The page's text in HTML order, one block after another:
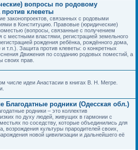
вопросы по родовому
клеветы
законопроектов, связанных с родовыми
в Конституцию. Правовые (юридические)
(вопросы, связанные с получением
местными властями, регистрацией земельного
рождения ребёнка, рождённого дома,
т.п.). Защита против клеветы: о конкретных
Движения по созданию родовых поместий, а
своих прав.
числе идеи Анастасии в книгах В. Н. Мегре.
Благодатные родники (Одесская обл.)
родники – это коллектив
по духу людей, живущих в гармонии с
по соседству, которые объединились для
возрождения культуры прародителей своих,
новой цивилизации и дальнейшего её